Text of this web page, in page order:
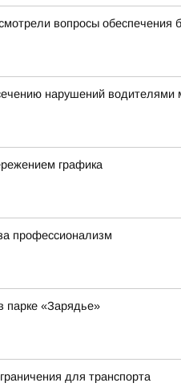
вопросы
нарушений водителями
графика
профессионализм
парке «Зарядье»
для транспорта